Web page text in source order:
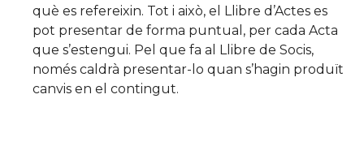
què es refereixin. Tot i això, el Llibre d’Actes es
pot presentar de forma puntual, per cada Acta
que s’estengui. Pel que fa al Llibre de Socis,
només caldrà presentar-lo quan s’hagin produït
canvis en el contingut.